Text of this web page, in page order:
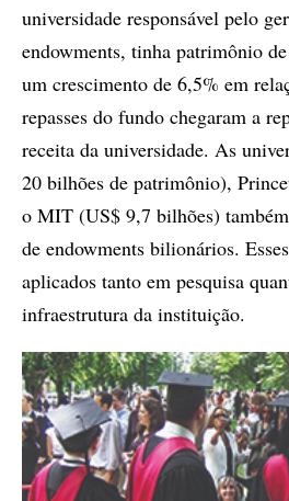
universidade responsável pelo
endowments, tinha patrimônio
um crescimento de 6,5% em
repasses do fundo chegaram a
receita da universidade. As
20 bilhões de patrimônio),
o MIT (US$ 9,7 bilhões)
de endowments bilionários.
aplicados tanto em pesquisa
infraestrutura da instituição.